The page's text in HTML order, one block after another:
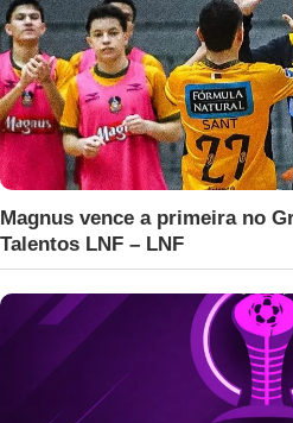
Magnus vence a primeira no
Talentos LNF – LNF